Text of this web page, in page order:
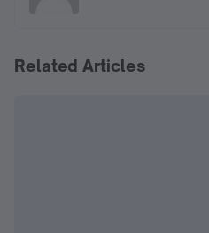
Related Articles